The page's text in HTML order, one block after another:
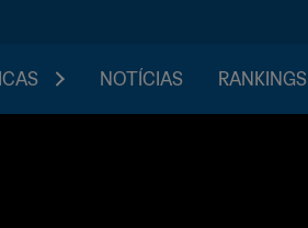
NOTÍCIAS RANKINGS